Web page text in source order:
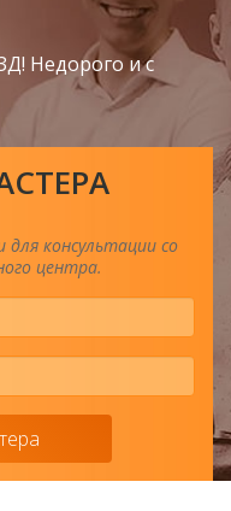
Недорого и с
консультации со
центра.